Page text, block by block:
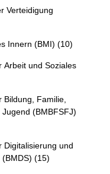
Verteidigung
Innern (BMI) (10)
Arbeit und Soziales
Bildung, Familie,
(BMBFSFJ)
Digitalisierung und
(15)